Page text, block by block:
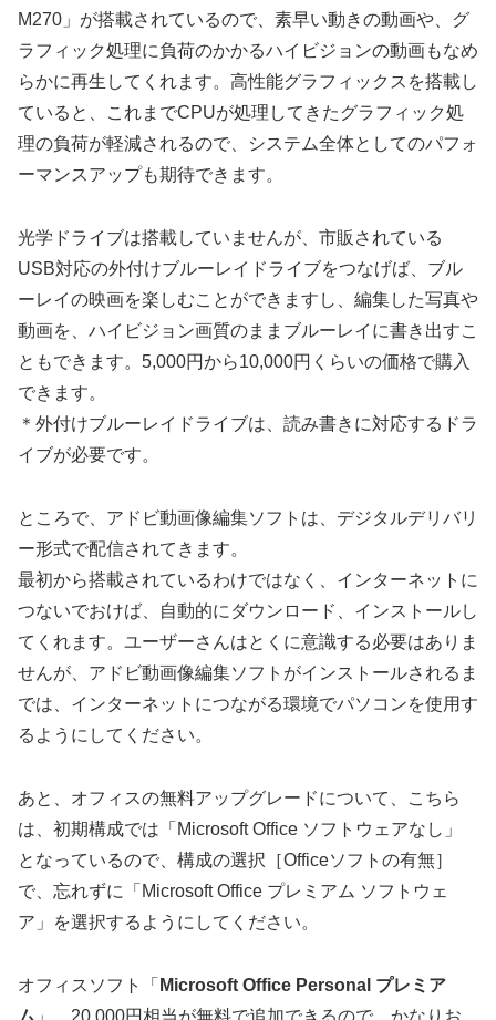
M270」が搭載されているので、素早い動きの動画や、グ
ラフィック処理に負荷のかかるハイビジョンの動画もなめ
らかに再生してくれます。高性能グラフィックスを搭載し
ていると、これまでCPUが処理してきたグラフィック処
理の負荷が軽減されるので、システム全体としてのパフォ
ーマンスアップも期待できます。
光学ドライブは搭載していませんが、市販されている
USB対応の外付けブルーレイドライブをつなげば、ブル
ーレイの映画を楽しむことができますし、編集した写真や
動画を、ハイビジョン画質のままブルーレイに書き出すこ
ともできます。5,000円から10,000円くらいの価格で購入
できます。
＊外付けブルーレイドライブは、読み書きに対応するドラ
イブが必要です。
ところで、アドビ動画像編集ソフトは、デジタルデリバリ
ー形式で配信されてきます。
最初から搭載されているわけではなく、インターネットに
つないでおけば、自動的にダウンロード、インストールし
てくれます。ユーザーさんはとくに意識する必要はありま
せんが、アドビ動画像編集ソフトがインストールされるま
では、インターネットにつながる環境でパソコンを使用す
るようにしてください。
あと、オフィスの無料アップグレードについて、こちら
は、初期構成では「Microsoft Office ソフトウェアなし」
となっているので、構成の選択［Officeソフトの有無］
で、忘れずに「Microsoft Office プレミアム ソフトウェ
ア」を選択するようにしてください。
オフィスソフト「 Microsoft Office Personal プレミア
ム 」、20,000円相当が無料で追加できるので、かなりお